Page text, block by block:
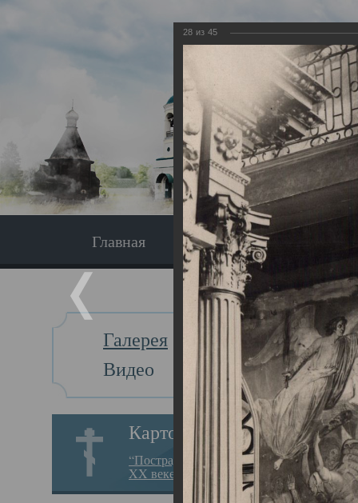
Главная Экскурсия
Галерея
Видео
Картотека
“Пострадавшие за веру в
XX веке на Севере”
Главная
28 из 45